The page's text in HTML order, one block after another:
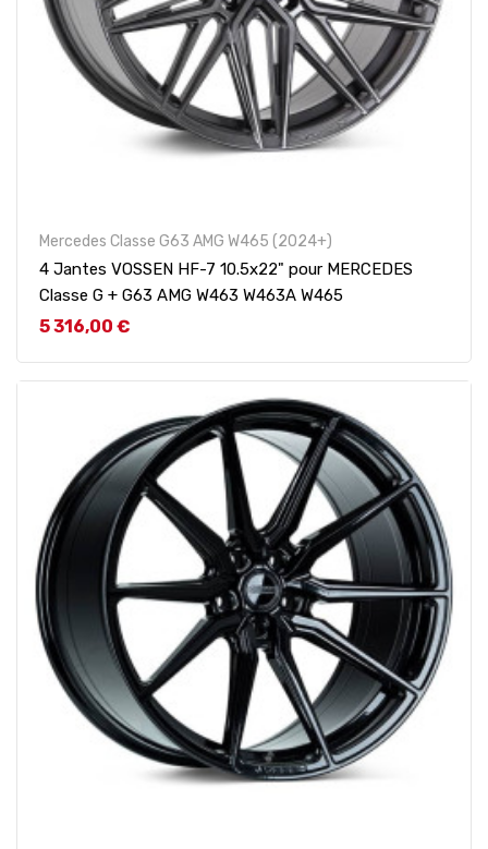
Mercedes Classe G63 AMG W465 (2024+)
4 Jantes VOSSEN HF-7 10.5x22" pour MERCEDES
Classe G + G63 AMG W463 W463A W465
Prix
5 316,00 €